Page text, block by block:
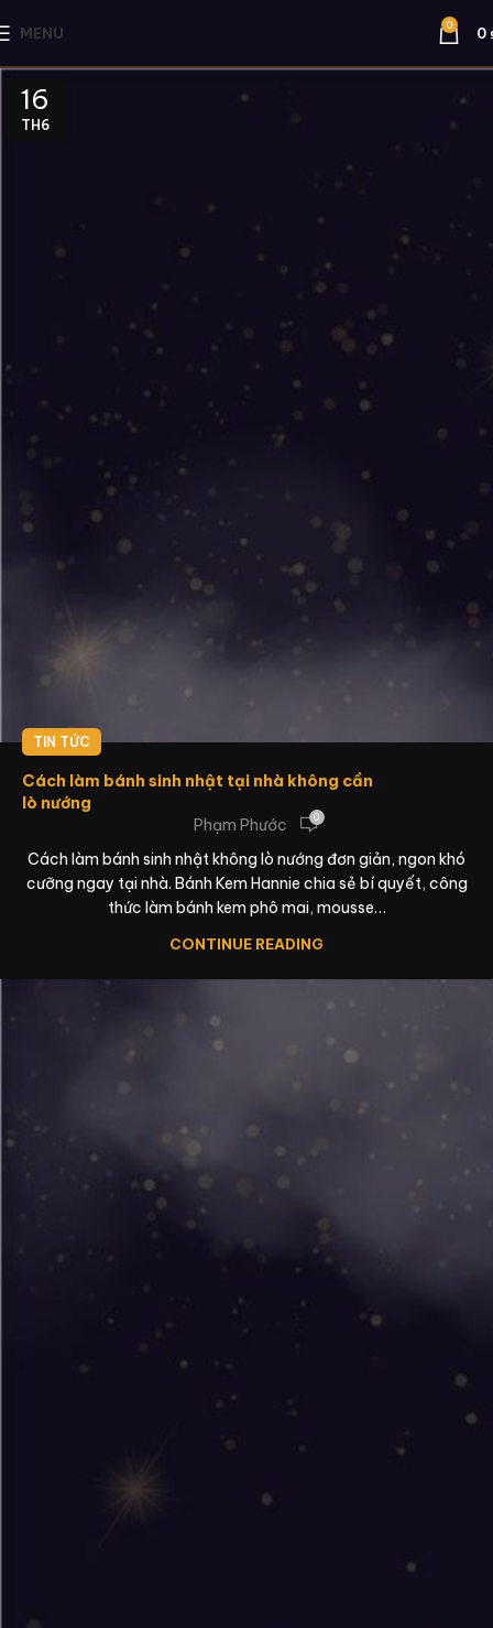
MENU 0 0
16
TH6
TIN TỨC
Cách làm bánh sinh nhật tại nhà không cần
lò nướng
Phạm Phước
0
Cách làm bánh sinh nhật không lò nướng đơn giản, ngon khó
cưỡng ngay tại nhà. Bánh Kem Hannie chia sẻ bí quyết, công
thức làm bánh kem phô mai, mousse…
CONTINUE READING